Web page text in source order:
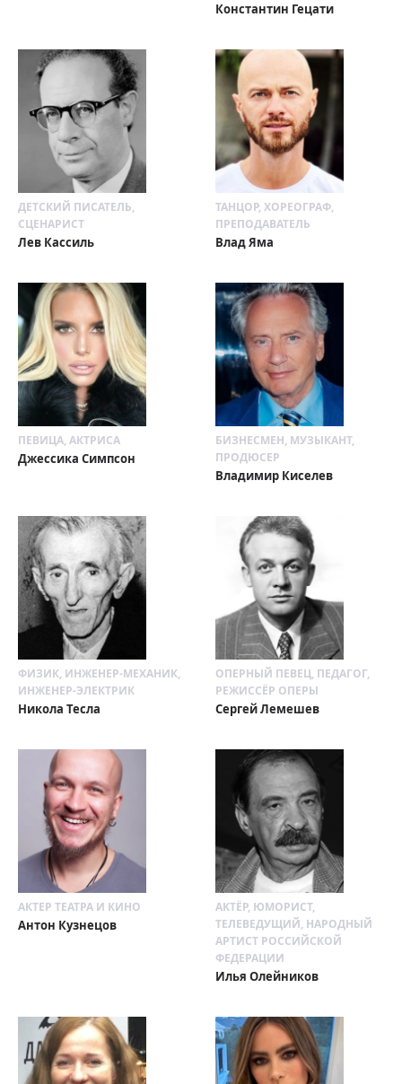
Константин Гецати
ДЕТСКИЙ ПИСАТЕЛЬ,
СЦЕНАРИСТ
Лев Кассиль
ТАНЦОР, ХОРЕОГРАФ,
ПРЕПОДАВАТЕЛЬ
Влад Яма
ПЕВИЦА, АКТРИСА
Джессика Симпсон
БИЗНЕСМЕН, МУЗЫКАНТ,
ПРОДЮСЕР
Владимир Киселев
ФИЗИК, ИНЖЕНЕР-МЕХАНИК,
ИНЖЕНЕР-ЭЛЕКТРИК
Никола Тесла
ОПЕРНЫЙ ПЕВЕЦ, ПЕДАГОГ,
РЕЖИССЁР ОПЕРЫ
Сергей Лемешев
АКТЕР ТЕАТРА И КИНО
Антон Кузнецов
АКТЁР, ЮМОРИСТ,
ТЕЛЕВЕДУЩИЙ, НАРОДНЫЙ
АРТИСТ РОССИЙСКОЙ
ФЕДЕРАЦИИ
Илья Олейников